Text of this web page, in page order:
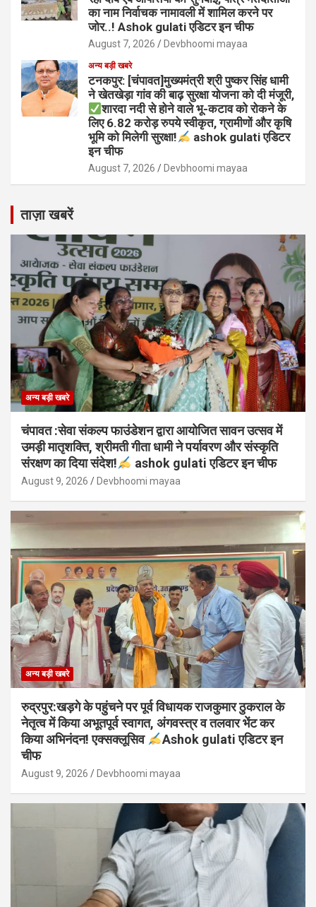
का नाम निर्वाचक नामावली में शामिल करने पर
जोर..! Ashok gulati एडिटर इन चीफ
August 7, 2026 Devbhoomi mayaa
अन्य बड़ी खबरे
टनकपुर: [चंपावत]मुख्यमंत्री श्री पुष्कर सिंह धामी
ने खेतखेड़ा गांव की बाढ़ सुरक्षा योजना को दी मंजूरी,
शारदा नदी से होने वाले भू-कटाव को रोकने के
लिए 6.82 करोड़ रुपये स्वीकृत, ग्रामीणों और कृषि
भूमि को मिलेगी सुरक्षा!
ashok gulati एडिटर
इन चीफ
August 7, 2026 Devbhoomi mayaa
ताज़ा खबरें
अन्य बड़ी खबरे
चंपावत :सेवा संकल्प फाउंडेशन द्वारा आयोजित सावन उत्सव में
उमड़ी मातृशक्ति, श्रीमती गीता धामी ने पर्यावरण और संस्कृति
संरक्षण का दिया संदेश!
ashok gulati एडिटर इन चीफ
August 9, 2026 Devbhoomi mayaa
अन्य बड़ी खबरे
रुद्रपुर:खड़गे के पहुंचने पर पूर्व विधायक राजकुमार ठुकराल के
नेतृत्व में किया अभूतपूर्व स्वागत, अंगवस्त्र व तलवार भेंट कर
किया अभिनंदन! एक्सक्लूसिव
Ashok gulati एडिटर इन
चीफ
August 9, 2026 Devbhoomi mayaa